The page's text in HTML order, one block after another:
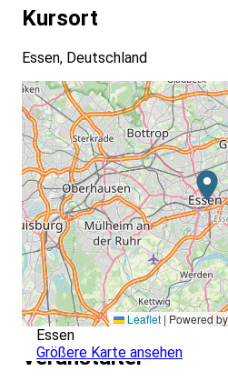
Kursort
Essen, Deutschland
Leaflet | Powered
Essen
Größere Karte ansehen
Veranstalter